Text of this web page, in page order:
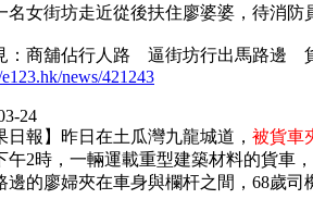
名女街坊走近從後扶住廖婆婆，待消防
：商舖佔行人路 逼街坊行出馬路邊
news/421243
24
日報】昨日在土瓜灣九龍城道， 被貨車
午2時，一輛運載重型建築材料的貨車
邊的廖婦夾在車身與欄杆之間，68歲